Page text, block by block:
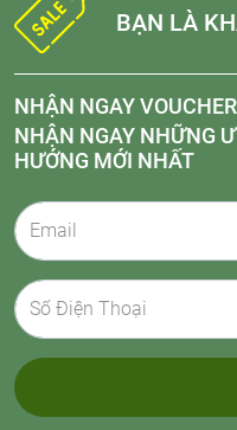
BẠN LÀ
NHẬN NGAY
NHẬN NGAY NHỮNG
HƯỚNG MỚI NHẤT